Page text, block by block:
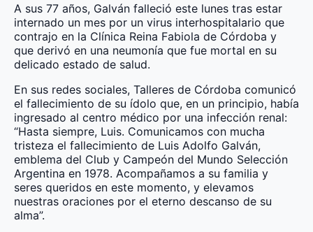
A sus 77 años, Galván falleció este lunes tras estar
internado un mes por un virus interhospitalario que
contrajo en la Clínica Reina Fabiola de Córdoba y
que derivó en una neumonía que fue mortal en su
delicado estado de salud.
En sus redes sociales, Talleres de Córdoba comunicó
el fallecimiento de su ídolo que, en un principio, había
ingresado al centro médico por una infección renal:
“Hasta siempre, Luis. Comunicamos con mucha
tristeza el fallecimiento de Luis Adolfo Galván,
emblema del Club y Campeón del Mundo Selección
Argentina en 1978. Acompañamos a su familia y
seres queridos en este momento, y elevamos
nuestras oraciones por el eterno descanso de su
alma”.